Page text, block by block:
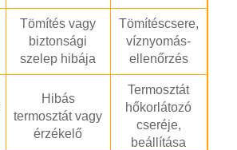
Tömítés vagy
biztonsági
szelep hibája
Tömítéscsere,
víznyomás-
ellenőrzés
Hibás
termosztát vagy
érzékelő
Termosztát
hőkorlátozó
cseréje,
beállítása